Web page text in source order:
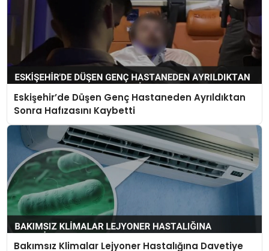
Eskişehir’de Düşen Genç Hastaneden Ayrıldıktan
Sonra Hafızasını Kaybetti
Bakımsız Klimalar Lejyoner Hastalığına Davetiye